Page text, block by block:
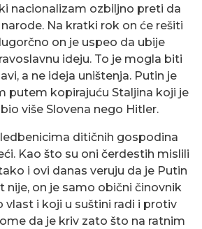
nacionalizam ozbiljno preti da
Na kratki rok on će rešiti
on je uspeo da ubije
ideju. To je mogla biti
a ne ideja uništenja. Putin je
putem kopirajuću Staljina koji je
više Slovena nego Hitler.
ditičnih gospodina
Kao što su oni čerdestih mislili
i ovi danas veruju da je Putin
nije, on je samo obični činovnik
vlast i koji u suštini radi i protiv
da je kriv zato što na ratnim